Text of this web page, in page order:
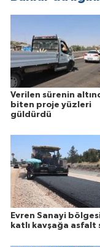
Verilen sürenin
biten proje yüzleri
güldürdü
Evren Sanayi
katlı kavşağa asfalt